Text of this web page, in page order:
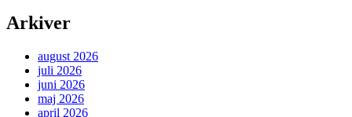
Arkiver
august 2026
juli 2026
juni 2026
maj 2026
april 2026